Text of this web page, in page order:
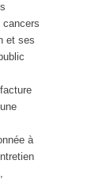
cancers
et ses
à